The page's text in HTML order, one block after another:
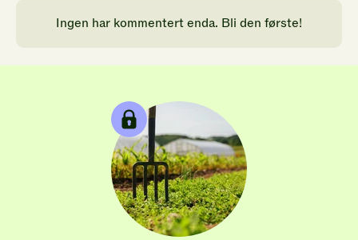
Ingen har kommentert enda. Bli den første!